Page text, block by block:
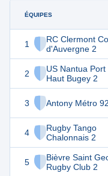
ÉQUIPES
1
RC Clermont
d'Auvergne 2
2
US Nantua Port
Haut Bugey 2
3 Antony Métro
4
Rugby Tango
Chalonnais 2
5
Bièvre Saint
Rugby Club 2
0